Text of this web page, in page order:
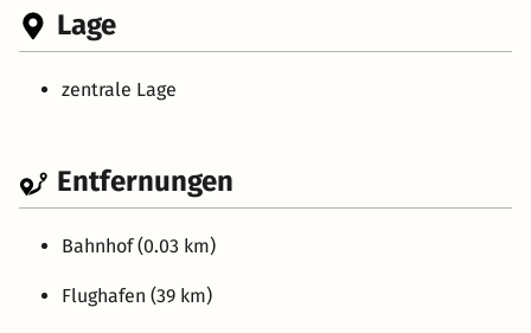
Lage
zentrale Lage
Entfernungen
Bahnhof (0.03 km)
Flughafen (39 km)